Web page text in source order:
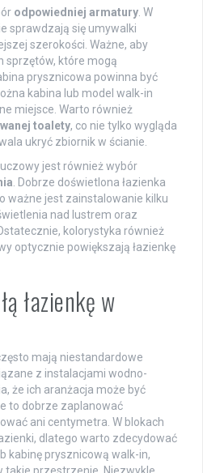
odpowiedniej armatury . W
sprawdzają się umywalki
szerokości. Ważne, aby
sprzętów, które mogą
prysznicowa powinna być
kabina lub model walk-in
miejsce. Warto również
toalety, co nie tylko wygląda
ukryć zbiornik w ścianie.
jest również wybór
. Dobrze doświetlona łazienka
ważne jest zainstalowanie kilku
nad lustrem oraz
kolorystyka również
optycznie powiększają łazienkę
łazienkę w
mają niestandardowe
z instalacjami wodno-
że ich aranżacja może być
to dobrze zaplanować
ani centymetra. W blokach
dlatego warto zdecydować
kabinę prysznicową walk-in,
takie przestrzenie. Niezwykle